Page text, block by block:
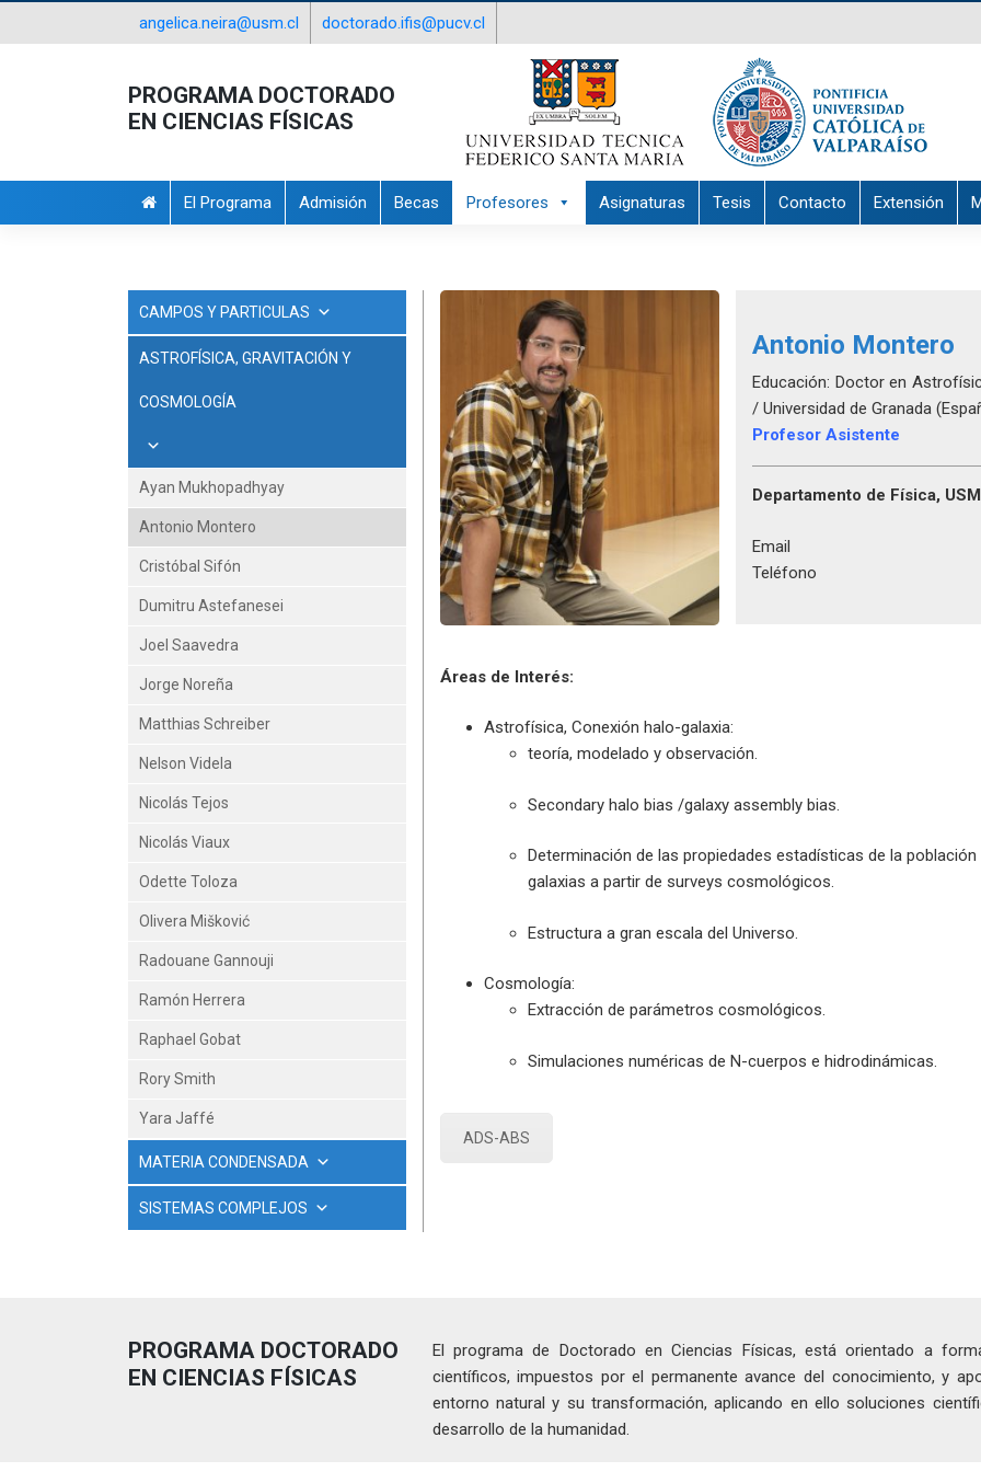
angelica.neira@usm.cl doctorado.ifis@pucv.cl
PROGRAMA DOCTORADO
EN CIENCIAS FÍSICAS
El Programa Admisión Becas Profesores Asignaturas Tesis Contacto Extensión
CAMPOS Y PARTICULAS
ASTROFÍSICA, GRAVITACIÓN Y
COSMOLOGÍA
Ayan Mukhopadhyay
Antonio Montero
Cristóbal Sifón
Dumitru Astefanesei
Joel Saavedra
Jorge Noreña
Matthias Schreiber
Nelson Videla
Nicolás Tejos
Nicolás Viaux
Odette Toloza
Olivera Mišković
Radouane Gannouji
Ramón Herrera
Raphael Gobat
Rory Smith
Yara Jaffé
MATERIA CONDENSADA
SISTEMAS COMPLEJOS
Antonio Montero
Educación: Doctor en
/ Universidad de Granada
Profesor Asistente
Departamento de Física, USM
Email
Teléfono
Áreas de Interés:
Astrofísica, Conexión halo-galaxia:
teoría, modelado y observación.
Secondary halo bias /galaxy assembly bias.
Determinación de las propiedades estadísticas de la población
galaxias a partir de surveys cosmológicos.
Estructura a gran escala del Universo.
Cosmología:
Extracción de parámetros cosmológicos.
Simulaciones numéricas de N-cuerpos e hidrodinámicas.
ADS-ABS
PROGRAMA DOCTORADO
EN CIENCIAS FÍSICAS
El programa de Doctorado en Ciencias Físicas, está orientado a
científicos, impuestos por el permanente avance del conocimiento, y
entorno natural y su transformación, aplicando en ello soluciones
desarrollo de la humanidad.